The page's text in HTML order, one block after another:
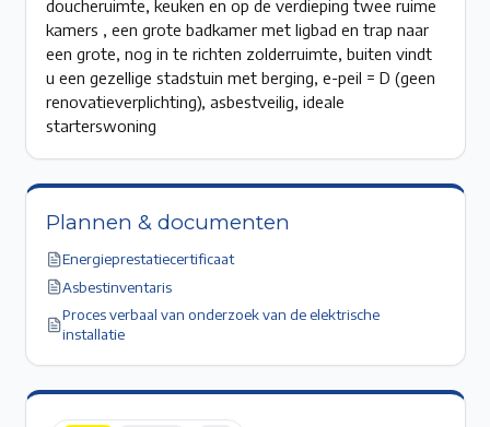
doucheruimte, keuken en op de verdieping twee ruime
kamers , een grote badkamer met ligbad en trap naar
een grote, nog in te richten zolderruimte, buiten vindt
u een gezellige stadstuin met berging, e-peil = D (geen
renovatieverplichting), asbestveilig, ideale
starterswoning
Plannen & documenten
Energieprestatiecertificaat
Asbestinventaris
Proces verbaal van onderzoek van de elektrische
installatie